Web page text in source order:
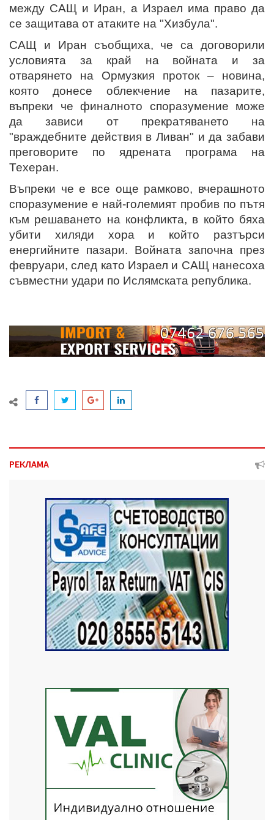
между САЩ и Иран, а Израел има право да
се защитава от атаките на "Хизбула".
САЩ и Иран съобщиха, че са договорили
условията за край на войната и за
отварянето на Ормузкия проток – новина,
която донесе облекчение на пазарите,
въпреки че финалното споразумение може
да зависи от прекратяването на
"враждебните действия в Ливан" и да забави
преговорите по ядрената програма на
Техеран.
Въпреки че е все още рамково, вчерашното
споразумение е най-големият пробив по пътя
към решаването на конфликта, в който бяха
убити хиляди хора и който разтърси
енергийните пазари. Войната започна през
февруари, след като Израел и САЩ нанесоха
съвместни удари по Ислямската република.
РЕКЛАМА